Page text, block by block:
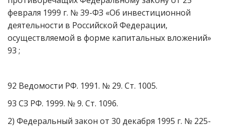
февраля 1999 г. № 39-ФЗ «Об инвестиционной
деятельности в Российской Федерации,
осуществляемой в форме капитальных вложений»
93 ;
92 Ведомости РФ. 1991. № 29. Ст. 1005.
93 СЗ РФ. 1999. № 9. Ст. 1096.
2) Федеральный закон от 30 декабря 1995 г. № 225-